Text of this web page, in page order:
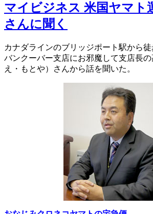
マイビジネス 米国ヤマト
さんに聞く
カナダラインのブリッジポート駅から
バンクーバー支店にお邪魔して支店長
え・もとや）さんから話を聞いた。